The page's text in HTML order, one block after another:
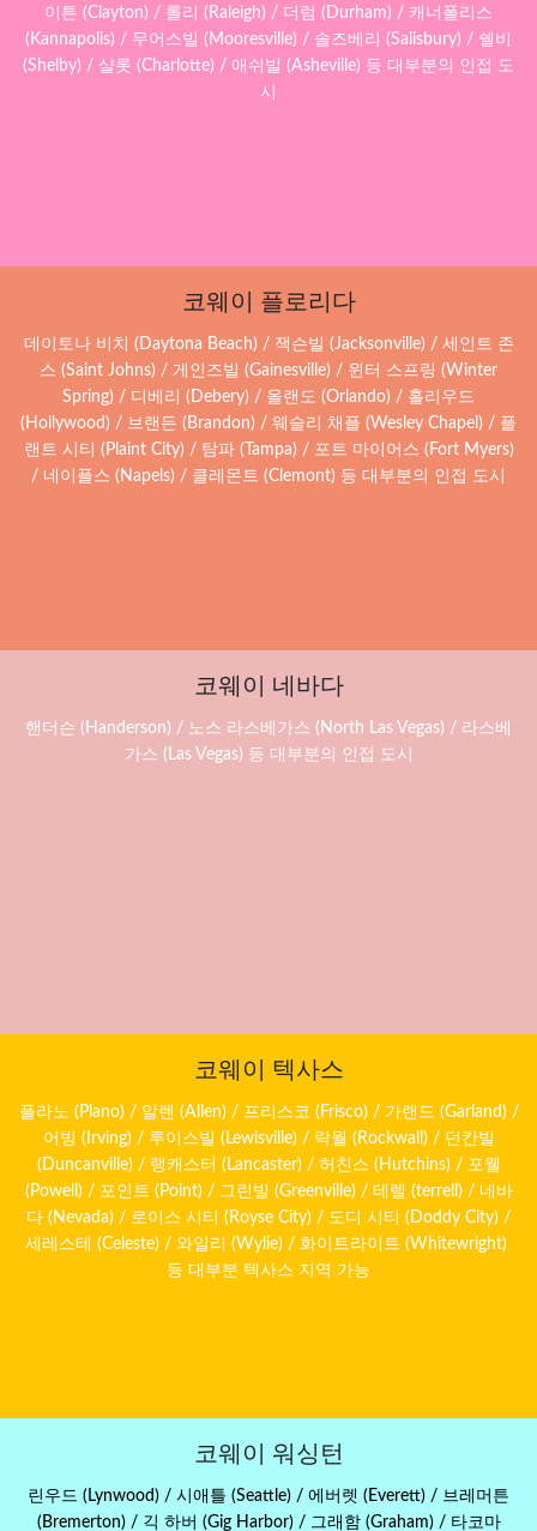
이튼 (Clayton) / 롤리 (Raleigh) / 더럼 (Durham) / 캐너폴리스
(Kannapolis) / 무어스빌 (Mooresville) / 솔즈베리 (Salisbury) / 쉘비
(Shelby) / 샬롯 (Charlotte) / 애쉬빌 (Asheville) 등 대부분의 인접 도
시
코웨이 플로리다
데이토나 비치 (Daytona Beach) / 잭슨빌 (Jacksonville) / 세인트 존
스 (Saint Johns) / 게인즈빌 (Gainesville) / 윈터 스프링 (Winter
Spring) / 디베리 (Debery) / 올랜도 (Orlando) / 홀리우드
(Hollywood) / 브랜든 (Brandon) / 웨슬리 채플 (Wesley Chapel) / 플
랜트 시티 (Plaint City) / 탐파 (Tampa) / 포트 마이어스 (Fort Myers)
/ 네이플스 (Napels) / 클레몬트 (Clemont) 등 대부분의 인접 도시
코웨이 네바다
핸더슨 (Handerson) / 노스 라스베가스 (North Las Vegas) / 라스베
가스 (Las Vegas) 등 대부분의 인접 도시
코웨이 텍사스
플라노 (Plano) / 알렌 (Allen) / 프리스코 (Frisco) / 가랜드 (Garland) /
어빙 (Irving) / 루이스빌 (Lewisville) / 락월 (Rockwall) / 던칸빌
(Duncanville) / 랭캐스터 (Lancaster) / 허친스 (Hutchins) / 포웰
(Powell) / 포인트 (Point) / 그린빌 (Greenville) / 테렐 (terrell) / 네바
다 (Nevada) / 로이스 시티 (Royse City) / 도디 시티 (Doddy City) /
세레스테 (Celeste) / 와일리 (Wylie) / 화이트라이트 (Whitewright)
등 대부분 텍사스 지역 가능
코웨이 워싱턴
린우드 (Lynwood) / 시애틀 (Seattle) / 에버렛 (Everett) / 브레머튼
(Bremerton) / 긱 하버 (Gig Harbor) / 그래함 (Graham) / 타코마